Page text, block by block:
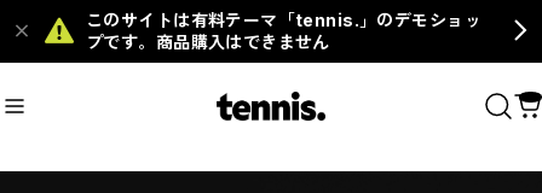
このサイトは有料テーマ「tennis.」のデモショッ
プです。商品購入はできません
#Grip